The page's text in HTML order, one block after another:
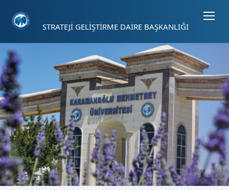
STRATEJİ GELİŞTİRME DAİRE BAŞKANLIĞI